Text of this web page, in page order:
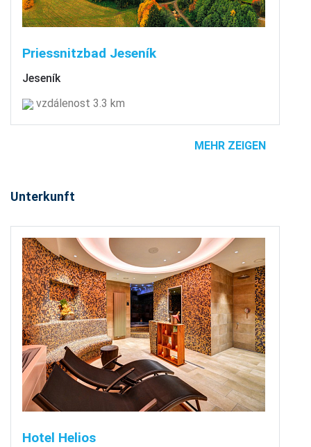
Priessnitzbad Jeseník
Jeseník
vzdálenost 3.3 km
MEHR ZEIGEN
Unterkunft
Hotel Helios